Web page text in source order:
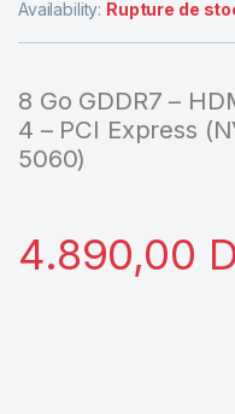
Availability: Rupture de
8 Go GDDR7 –
4 – PCI Express
5060)
4.890,00